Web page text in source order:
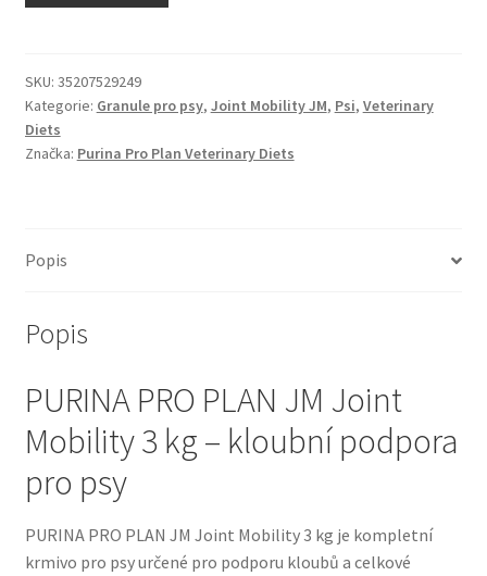
Odpočívadla pro kočky
Pamlsky pro kočky
Royal Canin pro kočky
Vše pro psy — Krmivo, doplňky, vybavení
Boudy a výběhy
Bozita pro psy — Švédské krmivo s nordickou kvalitou
SKU: 35207529249
Kategorie: Granule pro psy, Joint Mobility JM, Psi, Veterinary
Diets
Značka: Purina Pro Plan Veterinary Diets
Popis
Popis
PURINA PRO PLAN JM Joint
Mobility 3 kg – kloubní podpora
pro psy
PURINA PRO PLAN JM Joint Mobility 3 kg je kompletní
krmivo pro psy určené pro podporu kloubů a celkové